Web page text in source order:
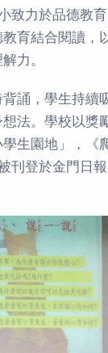
致力於品德教
育結合閱讀
力。
誦，學生持續
法。學校以獎
生園地」，《
刊登於金門日報